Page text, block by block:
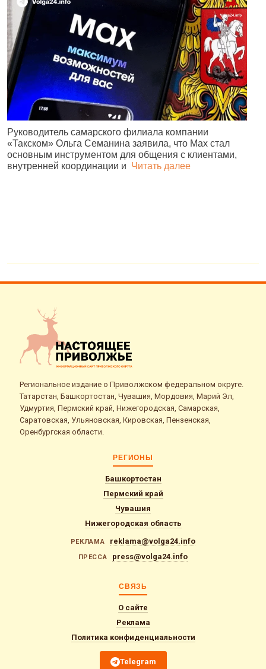
Руководитель самарского филиала компании
«Такском» Ольга Семанина заявила, что Max стал
основным инструментом для общения с клиентами,
внутренней координации и Читать далее
Региональное издание о Приволжском федеральном округе.
Татарстан, Башкортостан, Чувашия, Мордовия, Марий Эл,
Удмуртия, Пермский край, Нижегородская, Самарская,
Саратовская, Ульяновская, Кировская, Пензенская,
Оренбургская области.
РЕГИОНЫ
Башкортостан
Пермский край
Чувашия
Нижегородская область
РЕКЛАМА reklama@volga24.info
ПРЕССА press@volga24.info
СВЯЗЬ
О сайте
Реклама
Политика конфиденциальности
Telegram